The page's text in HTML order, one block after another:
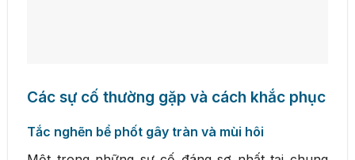
Các sự cố thường gặp và cách khắc phục
Tắc nghẽn bể phốt gây tràn và mùi hôi